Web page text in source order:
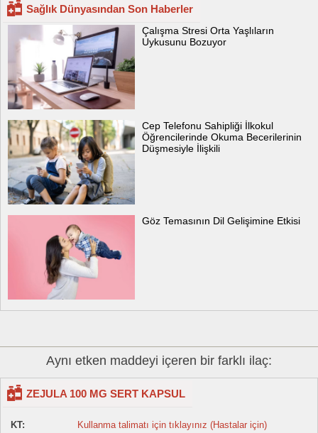
Sağlık Dünyasından Son Haberler
Çalışma Stresi Orta Yaşlıların
Uykusunu Bozuyor
Cep Telefonu Sahipliği İlkokul
Öğrencilerinde Okuma Becerilerinin
Düşmesiyle İlişkili
Göz Temasının Dil Gelişimine Etkisi
Aynı etken maddeyi içeren bir farklı ilaç:
ZEJULA 100 MG SERT KAPSUL
KT:
Kullanma talimatı için tıklayınız (Hastalar için)